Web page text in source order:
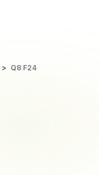
Q8 F24